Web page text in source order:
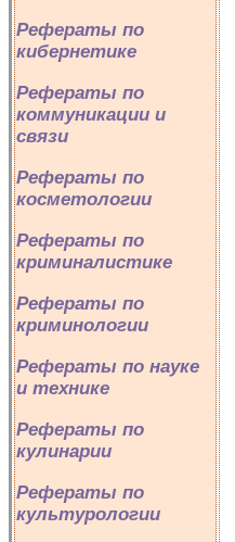
Рефераты по
кибернетике
Рефераты по
коммуникации и
связи
Рефераты по
косметологии
Рефераты по
криминалистике
Рефераты по
криминологии
Рефераты по науке
и технике
Рефераты по
кулинарии
Рефераты по
культурологии